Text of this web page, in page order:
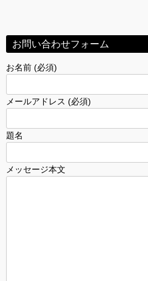
お問い合わせフォーム
お名前 (必須)
メールアドレス (必須)
題名
メッセージ本文